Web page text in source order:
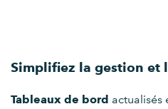
Simplifiez la gestion et
Tableaux de bord actualisés